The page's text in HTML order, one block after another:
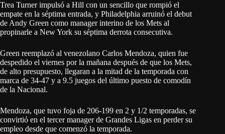
Trea Turner impulsó a Hill con un sencillo que rompió el
empate en la séptima entrada, y Philadelphia arruinó el debut
de Andy Green como manager interino de los Mets al
propinarle a New York su séptima derrota consecutiva.
Green reemplazó al venezolano Carlos Mendoza, quien fue
despedido el viernes por la mañana después de que los Mets,
de alto presupuesto, llegaran a la mitad de la temporada con
marca de 34-47 y a 9.5 juegos del último puesto de comodín
de la Nacional.
Mendoza, que tuvo foja de 206-199 en 2 y 1/2 temporadas, se
convirtió en el tercer manager de Grandes Ligas en perder su
empleo desde que comenzó la temporada.